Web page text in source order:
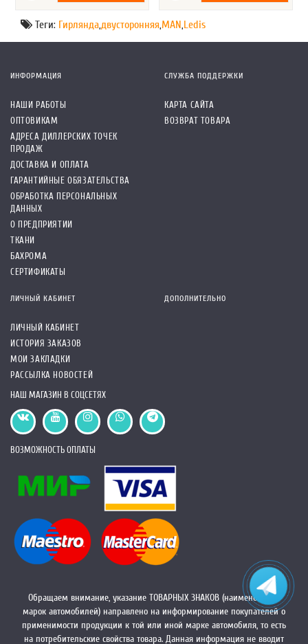
Теги: Гирлянда двусторонняя MAN Ledis
ИНФОРМАЦИЯ
НАШИ РАБОТЫ
ОПТОВИКАМ
АДРЕСА ДИЛЛЕРСКИХ ТОЧЕК
ПРОДАЖ
ДОСТАВКА И ОПЛАТА
ГАРАНТИЙНЫЕ ОБЯЗАТЕЛЬСТВА
ОБРАБОТКА ПЕРСОНАЛЬНЫХ
ДАННЫХ
О ПРЕДПРИЯТИИ
ТКАНИ
БАХРОМА
СЕРТИФИКАТЫ
СЛУЖБА ПОДДЕРЖКИ
КАРТА САЙТА
ВОЗВРАТ ТОВАРА
ЛИЧНЫЙ КАБИНЕТ
ЛИЧНЫЙ КАБИНЕТ
ИСТОРИЯ ЗАКАЗОВ
МОИ ЗАКЛАДКИ
РАССЫЛКА НОВОСТЕЙ
ДОПОЛНИТЕЛЬНО
НАШ МАГАЗИН В СОЦСЕТЯХ
ВОЗМОЖНОСТЬ ОПЛАТЫ
Обращаем внимание, указание ТОВАРНЫХ ЗНАКОВ (наименований
марок автомобилей) направлено на информирование покупателей о
применимости продукции к той или иной марке автомобиля, то есть
на потребительские свойства товара. Данная информация не вводит